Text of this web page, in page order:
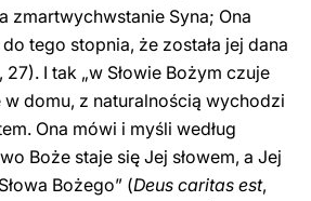
zmartwychwstanie Syna; Ona
tego stopnia, że została jej dana
27). I tak „w Słowie Bożym czuje
w domu, z naturalnością wychodzi
Ona mówi i myśli według
Boże staje się Jej słowem, a Jej
Bożego” (Deus caritas est,